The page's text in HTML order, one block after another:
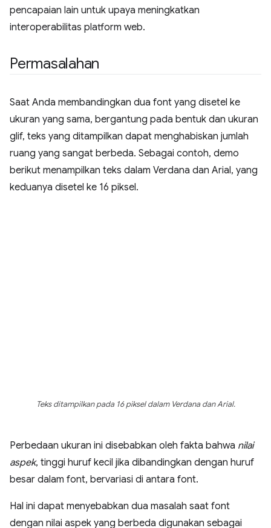
pencapaian lain untuk upaya meningkatkan
interoperabilitas platform web.
Permasalahan
Saat Anda membandingkan dua font yang disetel ke
ukuran yang sama, bergantung pada bentuk dan ukuran
glif, teks yang ditampilkan dapat menghabiskan jumlah
ruang yang sangat berbeda. Sebagai contoh, demo
berikut menampilkan teks dalam Verdana dan Arial, yang
keduanya disetel ke 16 piksel.
Teks ditampilkan pada 16 piksel dalam Verdana dan Arial.
Perbedaan ukuran ini disebabkan oleh fakta bahwa nilai
aspek, tinggi huruf kecil jika dibandingkan dengan huruf
besar dalam font, bervariasi di antara font.
Hal ini dapat menyebabkan dua masalah saat font
dengan nilai aspek yang berbeda digunakan sebagai